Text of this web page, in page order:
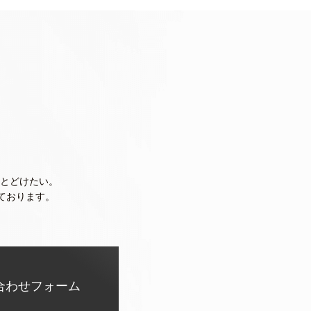
どけたい。
おります。
わせフォーム